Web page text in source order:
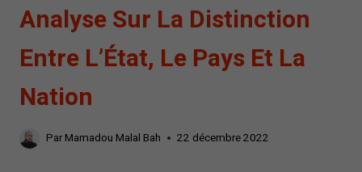
Analyse Sur La Distinction
Entre L’État, Le Pays Et La
Nation
Par Mamadou Malal Bah 22 décembre 2022